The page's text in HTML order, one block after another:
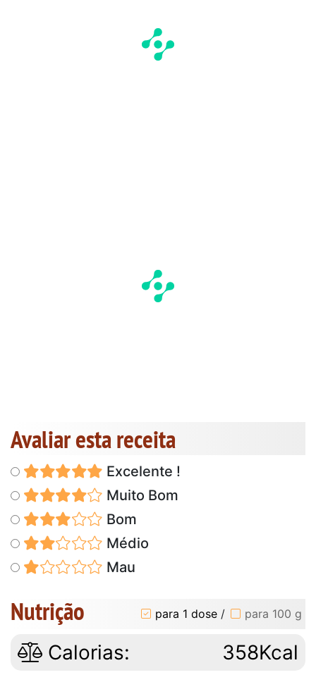
Avaliar esta receita
Excelente !
Muito Bom
Bom
Médio
Mau
Nutrição para 1 dose / para 100 g
Calorias: 358Kcal